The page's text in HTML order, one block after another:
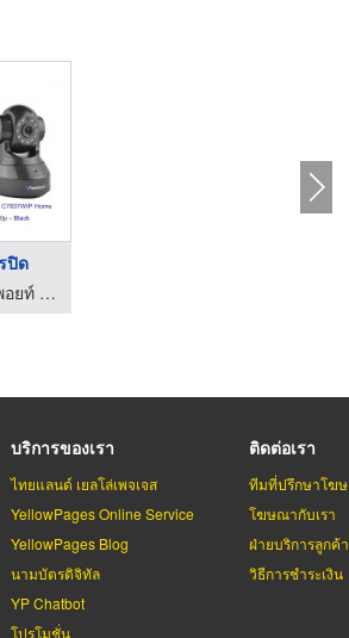
ปิด
บริษัท เอส ดี พอยท์ จำกัด
บริการของเรา
ไทยแลนด์ เยลโล่เพจเจส
YellowPages Online Service
YellowPages Blog
นามบัตรดิจิทัล
YP Chatbot
โปรโมชั่น
ติดต่อเรา
ทีมที่ปรึกษาโฆ
โฆษณากับเรา
ฝ่ายบริการลูกค้
วิธีการชำระเงิน